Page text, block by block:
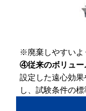
※廃棄しやすいよ
④従来のボリュー
設定した遠心効
し、試験条件の標